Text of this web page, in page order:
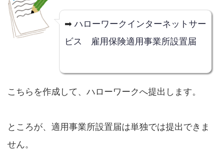
➡ ハローワークインターネットサー
ビス 雇用保険適用事業所設置届
こちらを作成して、ハローワークへ提出します。
ところが、適用事業所設置届は単独では提出できま
せん。